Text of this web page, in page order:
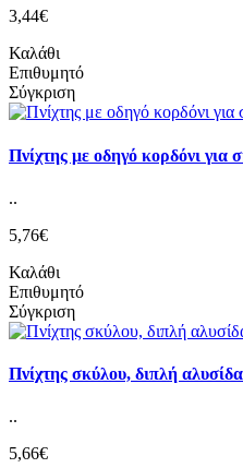
3,44€
Καλάθι
Επιθυμητό
Σύγκριση
Πνίχτης με οδηγό κορδόνι για
..
5,76€
Καλάθι
Επιθυμητό
Σύγκριση
Πνίχτης σκύλου, διπλή
..
5,66€